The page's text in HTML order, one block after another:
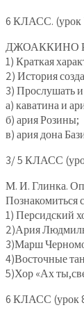
6 КЛАСС. (урок
ДЖОАККИНО
1) Краткая
2) История
3) Прослушать и
а) каватина и
б) ария Розины;
в) ария дона
3/ 5 КЛАСС
М. И. Глинка.
Познакомиться
1) Персидский
2)Ария
3)Марш
4)Восточные
5)Хор «Ах
6 КЛАСС (урок